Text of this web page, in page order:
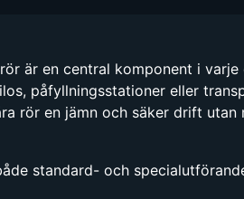
är en central komponent i
påfyllningsstationer eller
rör en jämn och säker drift utan
standard- och